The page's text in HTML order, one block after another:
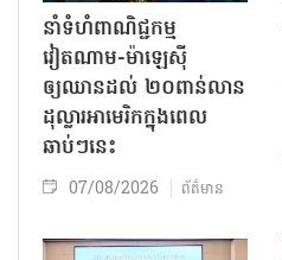
នាំទំហំពាណិជ្ជកម្ម
វៀតណាម-ម៉ាឡេស៊ី
ឲ្យឈានដល់ ២០ពាន់លាន
ដុល្លារអាមេរិកក្នុងពេល
ឆាប់ៗនេះ
07/08/2026 ព័ត៌មាន